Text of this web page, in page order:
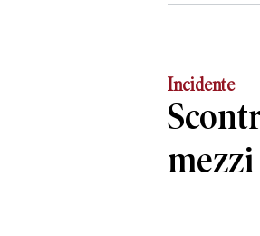
Incidente